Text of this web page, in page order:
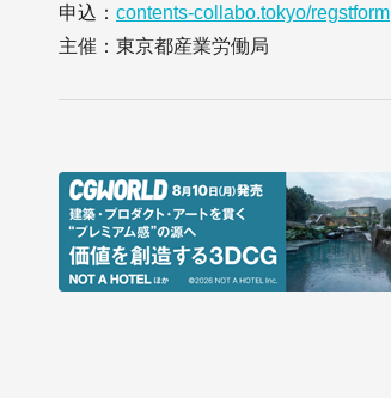
申込： contents-collabo.tokyo/regstform
主催：東京都産業労働局